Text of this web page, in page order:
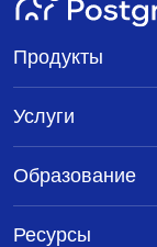
Продукты
Услуги
Образование
Ресурсы